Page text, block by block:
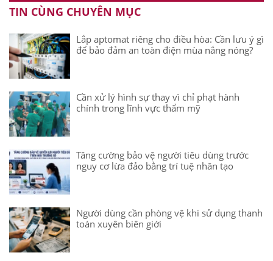
TIN CÙNG CHUYÊN MỤC
Lắp aptomat riêng cho điều hòa: Cần lưu ý gì
để bảo đảm an toàn điện mùa nắng nóng?
Cần xử lý hình sự thay vì chỉ phạt hành
chính trong lĩnh vực thẩm mỹ
Tăng cường bảo vệ người tiêu dùng trước
nguy cơ lừa đảo bằng trí tuệ nhân tạo
Người dùng cần phòng vệ khi sử dụng thanh
toán xuyên biên giới